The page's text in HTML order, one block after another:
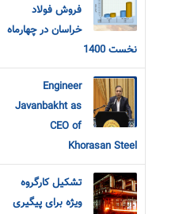
فروش فولاد
خراسان در چهارماه
نخست 1400
Engineer
Javanbakht as
CEO of
Khorasan Steel
تشکیل کارگروه
ویژه برای پیگیری